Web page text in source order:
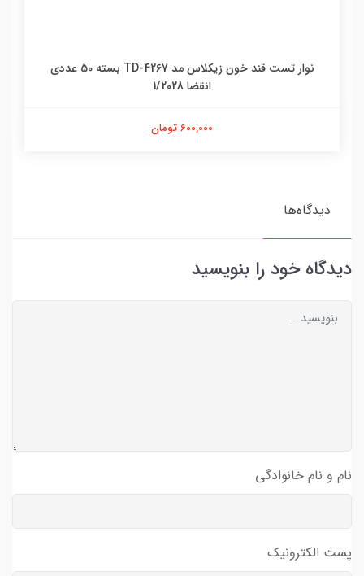
نوار تست قند خون زیکلاس مد TD-4267 بسته 50 عددی
دیدگاه‌ها
دیدگاه خود را بنویسید
نام و نام خانوادگی
پست الکترونیک